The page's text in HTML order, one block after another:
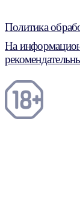
Политика
На